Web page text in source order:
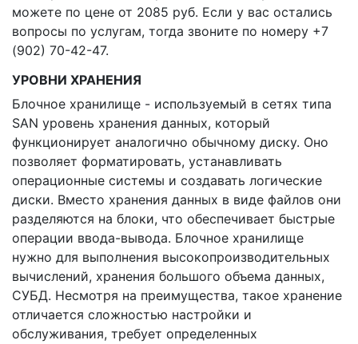
можете по цене от 2085 руб. Если у вас остались
вопросы по услугам, тогда звоните по номеру +7
(902) 70-42-47.
УРОВНИ ХРАНЕНИЯ
Блочное хранилище - используемый в сетях типа
SAN уровень хранения данных, который
функционирует аналогично обычному диску. Оно
позволяет форматировать, устанавливать
операционные системы и создавать логические
диски. Вместо хранения данных в виде файлов они
разделяются на блоки, что обеспечивает быстрые
операции ввода-вывода. Блочное хранилище
нужно для выполнения высокопроизводительных
вычислений, хранения большого объема данных,
СУБД. Несмотря на преимущества, такое хранение
отличается сложностью настройки и
обслуживания, требует определенных